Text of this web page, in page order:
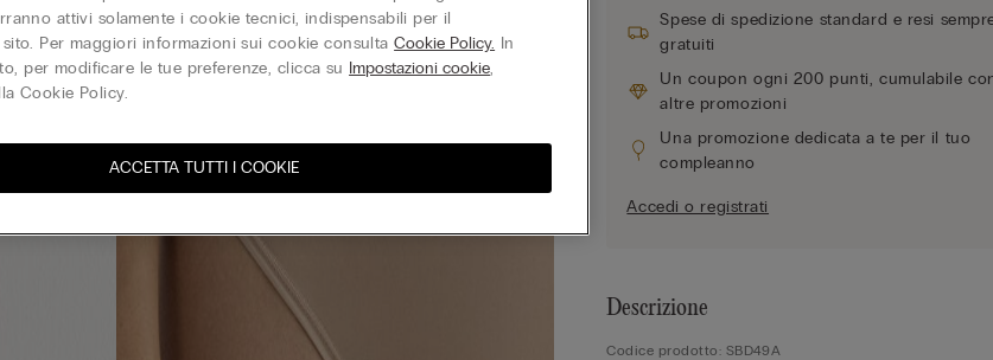
Spese di spedizione standard e resi
gratuiti
Un coupon ogni 200 punti, cumulabile
altre promozioni
Una promozione dedicata a te per il tuo
compleanno
Accedi o registrati
Descrizione
Codice prodotto: SBD49A
attivi solamente i cookie tecnici, indispensabili per il
Per maggiori informazioni sui cookie consultaCookie Policy. In
per modificare le tue preferenze, clicca su Impostazioni cookie,
Cookie Policy.
ACCETTA TUTTI I COOKIE